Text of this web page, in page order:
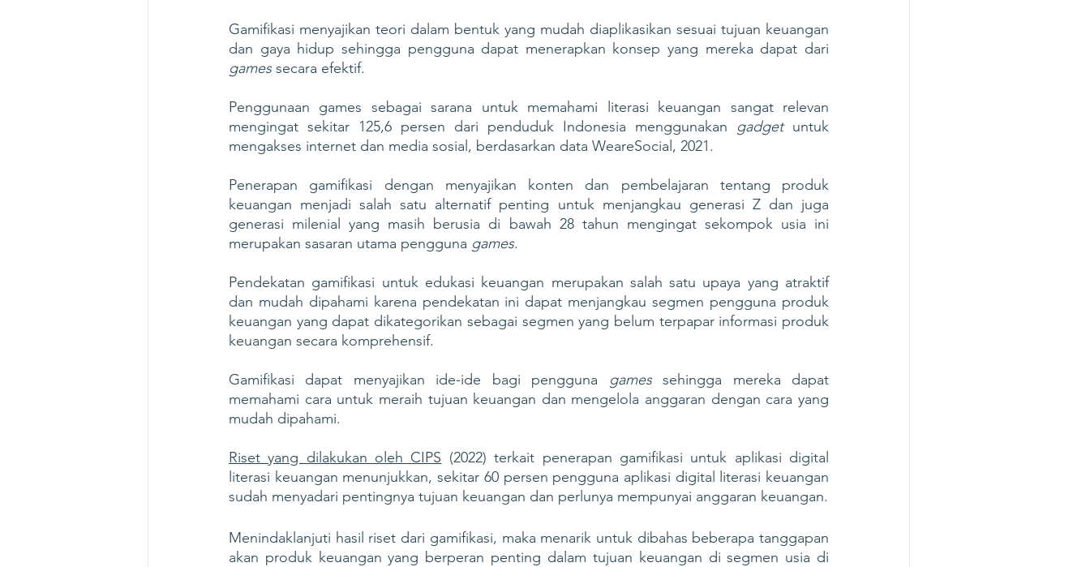
Gamifikasi menyajikan teori dalam bentuk yang mudah diaplikasikan sesuai tujuan keuangan
games secara efektif.
Penggunaan games sebagai sarana untuk memahami literasi keuangan sangat relevan
mengingat sekitar 125,6 persen dari penduduk Indonesia menggunakan gadget untuk
mengakses internet dan media sosial, berdasarkan data WeareSocial, 2021.
Penerapan gamifikasi dengan menyajikan konten dan pembelajaran tentang produk
keuangan menjadi salah satu alternatif penting untuk menjangkau generasi Z dan juga
generasi milenial yang masih berusia di bawah 28 tahun mengingat sekompok usia ini
merupakan sasaran utama pengguna games.
Pendekatan gamifikasi untuk edukasi keuangan merupakan salah satu upaya yang atraktif
dan mudah dipahami karena pendekatan ini dapat menjangkau segmen pengguna produk
keuangan yang dapat dikategorikan sebagai segmen yang belum terpapar informasi produk
keuangan secara komprehensif.
Gamifikasi dapat menyajikan ide-ide bagi pengguna games sehingga mereka dapat
memahami cara untuk meraih tujuan keuangan dan mengelola anggaran dengan cara yang
mudah dipahami.
Riset yang dilakukan oleh CIPS (2022) terkait penerapan gamifikasi untuk aplikasi digital
literasi keuangan menunjukkan, sekitar 60 persen pengguna aplikasi digital literasi keuangan
Menindaklanjuti hasil riset dari gamifikasi, maka menarik untuk dibahas beberapa tanggapan
akan produk keuangan yang berperan penting dalam tujuan keuangan di segmen usia di